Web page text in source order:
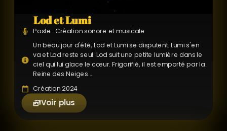
Lod et Lumi
Poste : Création sonore et musicale
Un beau jour d'été, Lod et Lumi se disputent. Lumi s'en
va et Lod reste seul. Lod suit une petite lumière dans le
ciel qui lui glace le cœur. Frigorifié, il est emporté par la
Reine des Neiges....
Création 2024
Voir plus